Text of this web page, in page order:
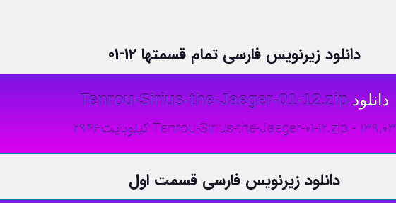
دانلود زیرنویس فارسی تمام قسمتها 12-01
دانلود Tenrou-Sirius-the-Jaeger-01-12.zip
Tenrou-Sirius-the-Jaeger-01-12.zip - 139,03 کیلوبایت2946
دانلود زیرنویس فارسی قسمت اول